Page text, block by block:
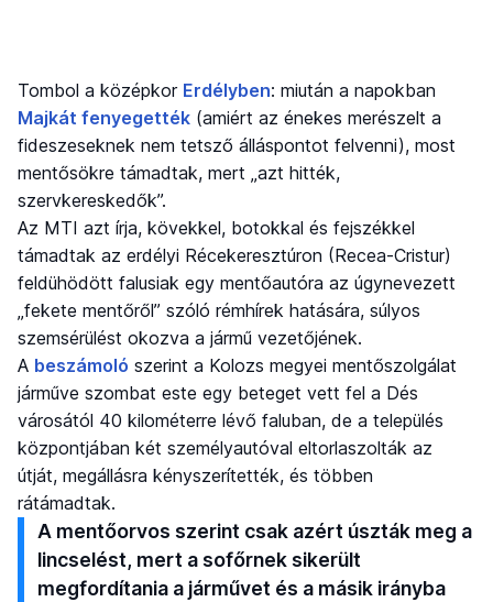
Tombol a középkor Erdélyben: miután a napokban
Majkát fenyegették (amiért az énekes merészelt a
fideszeseknek nem tetsző álláspontot felvenni), most
mentősökre támadtak, mert „azt hitték,
szervkereskedők”.
Az MTI azt írja, kövekkel, botokkal és fejszékkel
támadtak az erdélyi Récekeresztúron (Recea-Cristur)
feldühödött falusiak egy mentőautóra az úgynevezett
„fekete mentőről” szóló rémhírek hatására, súlyos
szemsérülést okozva a jármű vezetőjének.
A beszámoló szerint a Kolozs megyei mentőszolgálat
járműve szombat este egy beteget vett fel a Dés
városától 40 kilométerre lévő faluban, de a település
központjában két személyautóval eltorlaszolták az
útját, megállásra kényszerítették, és többen
rátámadtak.
A mentőorvos szerint csak azért úszták meg a
lincselést, mert a sofőrnek sikerült
megfordítania a járművet és a másik irányba